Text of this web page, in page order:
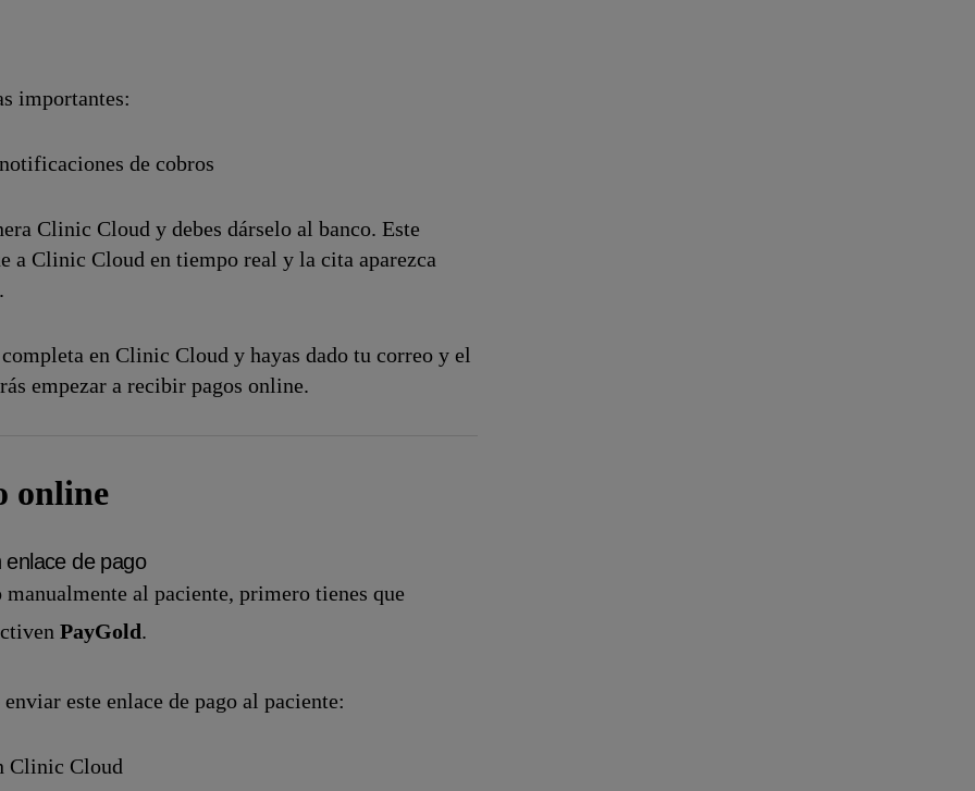
importantes:
de cobros
Clinic Cloud y debes dárselo al banco. Este
a Clinic Cloud en tiempo real y la cita aparezca
en Clinic Cloud y hayas dado tu correo y el
empezar a recibir pagos online.
online
enlace de pago
al paciente, primero tienes que
PayGold.
este enlace de pago al paciente:
Clinic Cloud